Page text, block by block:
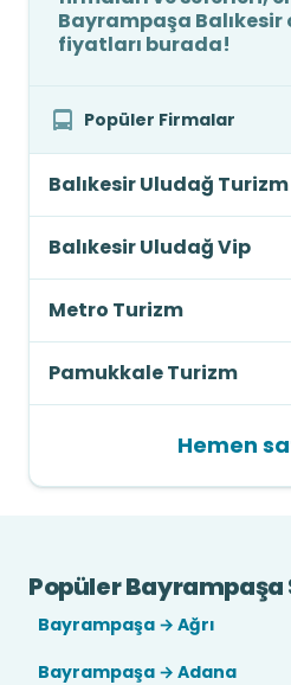
Bayrampaşa
fiyatları burada!
Popüler Firmalar
Balıkesir Uludağ Turizm
Balıkesir Uludağ Vip
Metro Turizm
Pamukkale Turizm
Hemen
Popüler Bayrampaşa
Bayrampaşa → Ağrı
Bayrampaşa → Adana